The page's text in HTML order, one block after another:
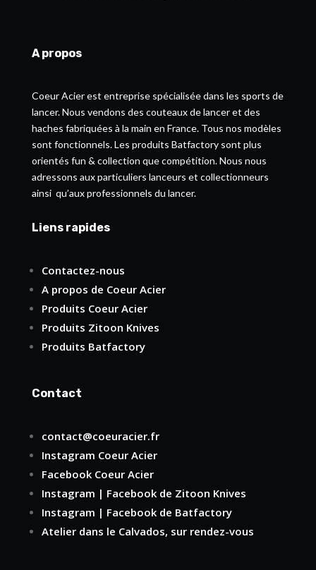
A propos
Coeur Acier est entreprise spécialisée dans les sports de
lancer. Nous vendons des couteaux de lancer et des
haches fabriquées à la main en France. Tous nos modèles
sont fonctionnels. Les produits Batfactory sont plus
orientés fun & collection que compétition. Nous nous
adressons aux particuliers lanceurs et collectionneurs
ainsi qu’aux professionnels du lancer.
Liens rapides
Contactez-nous
A propos de Coeur Acier
Produits Coeur Acier
Produits Zitoon Knives
Produits Batfactory
Contact
contact@coeuracier.fr
Instagram Coeur Acier
FacebookCoeur Acier
Instagram | Facebookde Zitoon Knives
Instagram | Facebookde Batfactory
Atelier dans le Calvados, sur rendez-vous